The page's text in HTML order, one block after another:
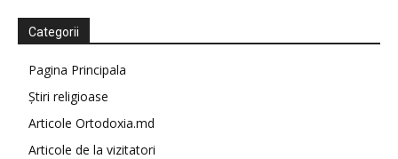
Categorii
Pagina Principala
Știri religioase
Articole Ortodoxia.md
Articole de la vizitatori